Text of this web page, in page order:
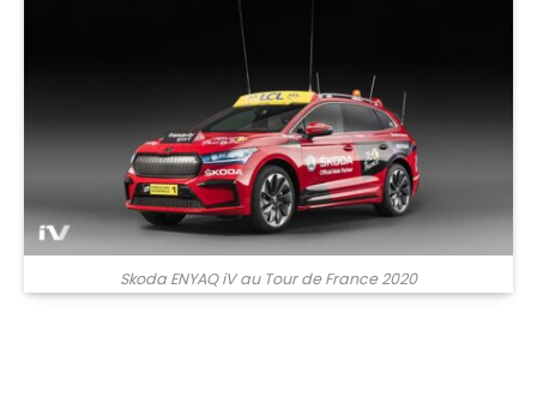
Skoda ENYAQ iV au Tour de France 2020